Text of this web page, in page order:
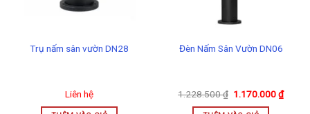
Trụ nấm sân vườn DN28
Liên hệ
Đèn Nấm Sân Vườn DN06
1.228.500₫ Giá
là:
1.170.000₫Giá
hiện